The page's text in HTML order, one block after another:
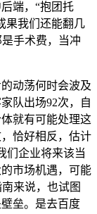
端，“抱团托
果我们还能翻几
手术费，当冲
动荡何时会波及
队出场92次，自
就有可能处理这
恰好相反，估计
们企业将来该当
市场机遇，可能
来说，也试图
垒。是去百度